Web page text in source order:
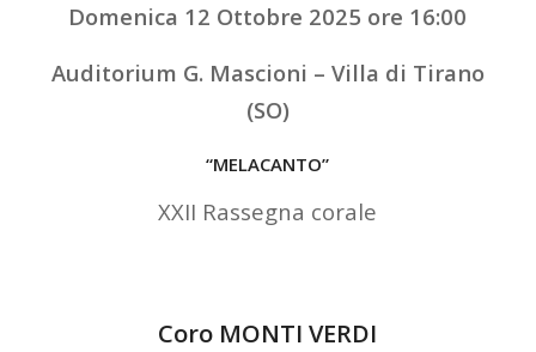
Domenica 12 Ottobre 2025 ore 16:00
Auditorium G. Mascioni – Villa di Tirano
(SO)
“MELACANTO”
XXII Rassegna corale
Coro MONTI VERDI